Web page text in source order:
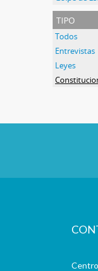
tipo
Todos
Entrevistas
Leyes